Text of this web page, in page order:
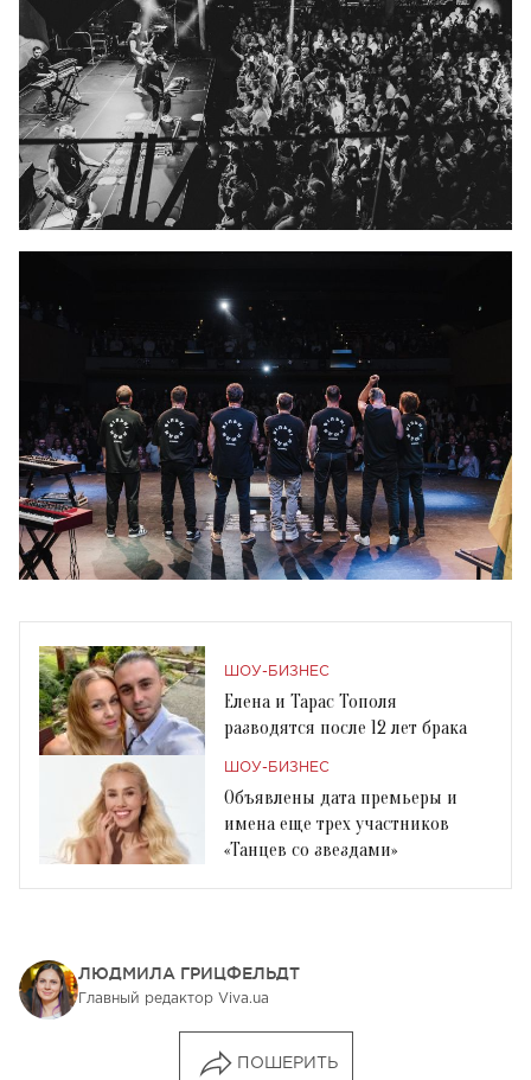
ШОУ-БИЗНЕС
Елена и Тарас Тополя
разводятся после 12 лет брака
ШОУ-БИЗНЕС
Объявлены дата премьеры и
имена еще трех участников
«Танцев со звездами»
ЛЮДМИЛА ГРИЦФЕЛЬДТ
Главный редактор Viva.ua
ПОШЕРИТЬ